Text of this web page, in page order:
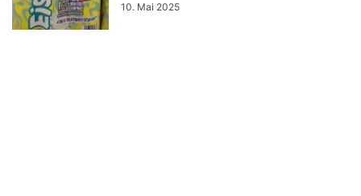
10. Mai 2025